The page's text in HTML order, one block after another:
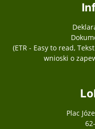
(ETR - Easy to read,
wnioski o
Plac